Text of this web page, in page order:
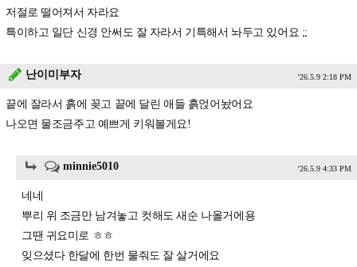
저절로 떨어져서 자라요
특이하고 일단 신경 안써도 잘 자라서 기특해서 놔두고 있어요 ;;
난이미부자 '26.5.9 2:18 PM
끝에 잘라서 흙에 꽂고 끝에 달린 애들 흙얹어놨어요
나오면 물조금주고 예쁘게 키워볼게요!
minnie5010 '26.5.9 4:33 PM
네네
뿌리 위 조금만 남겨놓고 컷해도 새순 나올거에용
그땐 귀요미로 ㅎㅎ
잊으셨다 한달에 한번 물줘도 잘 살거에요